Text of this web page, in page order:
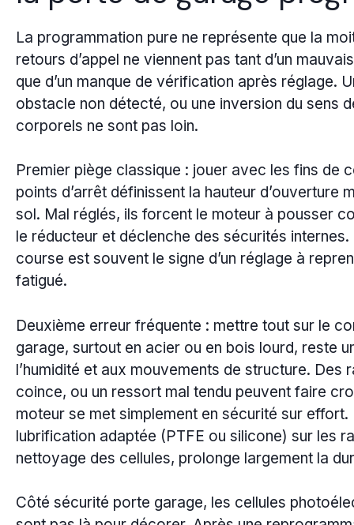
La programmation pure ne représente que la
retours d’appel ne viennent pas tant d’un
que d’un manque de vérification après réglage.
obstacle non détecté, ou une inversion du sens
corporels ne sont pas loin.
Premier piège classique : jouer avec les fins de
points d’arrêt définissent la hauteur d’ouverture
sol. Mal réglés, ils forcent le moteur à pousser
le réducteur et déclenche des sécurités internes.
course est souvent le signe d’un réglage à
fatigué.
Deuxième erreur fréquente : mettre tout sur le
garage, surtout en acier ou en bois lourd, reste
l’humidité et aux mouvements de structure. Des
coince, ou un ressort mal tendu peuvent faire
moteur se met simplement en sécurité sur
lubrification adaptée (PTFE ou silicone) sur les
nettoyage des cellules, prolonge largement la
Côté sécurité porte garage, les cellules